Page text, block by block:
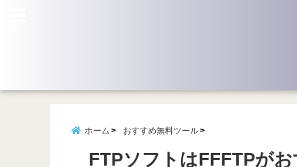
ホーム おすすめ無料ツール
FTPソフトはFFFTPが